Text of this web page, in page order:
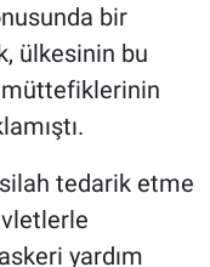
bir
ülkesinin bu
müttefiklerinin
tedarik etme
yardım